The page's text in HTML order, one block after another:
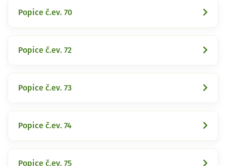
Popice č.ev. 70
Popice č.ev. 72
Popice č.ev. 73
Popice č.ev. 74
Popice č.ev. 75